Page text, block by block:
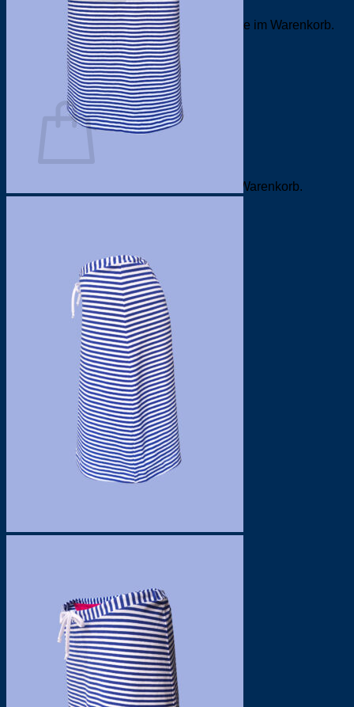
Es befinden sich keine Produkte im Warenkorb.
Zurück zum Shop
Warenkorb
Es befinden sich keine Produkte im Warenkorb.